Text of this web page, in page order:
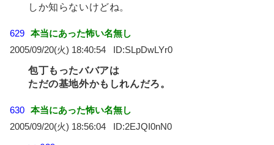
しか知らないけどね。
629 本当にあった怖い名無し
2005/09/20(火) 18:40:54
SLpDwLYr0
包丁もったババアは
ただの基地外かもしれんだろ。
630 本当にあった怖い名無し
2005/09/20(火) 18:56:04
2EJQI0nN0